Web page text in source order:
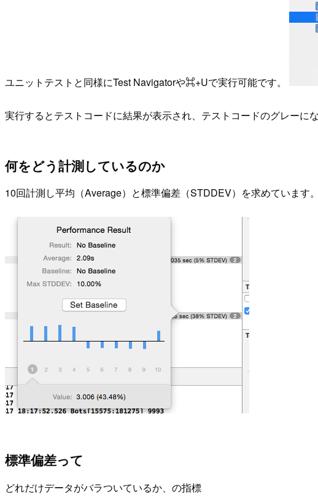
ユニットテストと同様にTest Navigatorや⌘+Uで実行可能です。
実行するとテストコードに結果が表示され、テストコードのグレーに
何をどう計測しているのか
10回計測し平均（Average）と標準偏差（STDDEV）を求めています。
標準偏差って
どれだけデータがバラついているか、の指標